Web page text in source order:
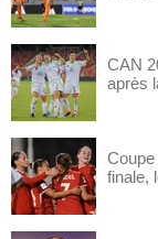
CAN
après
finale,